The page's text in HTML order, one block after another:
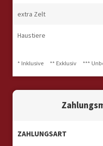
extra Zelt
Haustiere
* Inklusive ** Exklusiv ***
ZAHLUNGSART